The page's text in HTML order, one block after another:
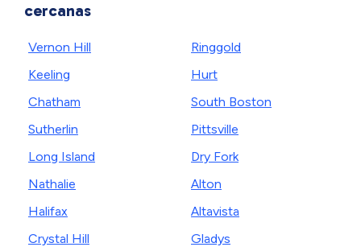
cercanas
Vernon Hill
Keeling
Chatham
Sutherlin
Long Island
Nathalie
Halifax
Crystal Hill
Ringgold
Hurt
South Boston
Pittsville
Dry Fork
Alton
Altavista
Gladys